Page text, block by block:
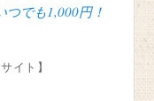
でも1,000円！
イト】